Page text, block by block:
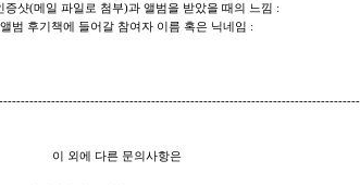
증샷(메일 파일로 첨부)과 앨범을 받았을 때의 느낌 :
범 후기책에 들어갈 참여자 이름 혹은 닉네임 :
이 외에 다른 문의사항은